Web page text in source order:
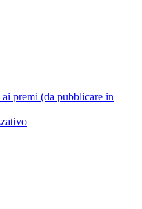
premi (da pubblicare in